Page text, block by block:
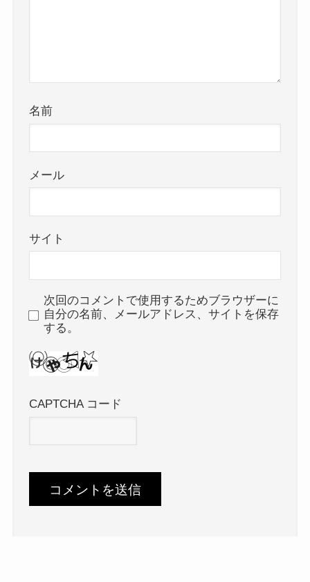
名前
メール
サイト
次回のコメントで使用するためブラウザーに
自分の名前、メールアドレス、サイトを保存
する。
CAPTCHA コード